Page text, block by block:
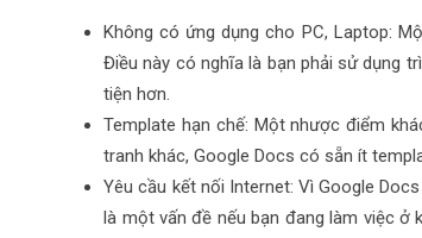
Không có ứng dụng cho PC, Laptop:
Điều này có nghĩa là bạn phải sử dụng
tiện hơn.
Template hạn chế: Một nhược điểm
tranh khác, Google Docs có sẵn ít
Yêu cầu kết nối Internet: Vì Google
là một vấn đề nếu bạn đang làm việc ở